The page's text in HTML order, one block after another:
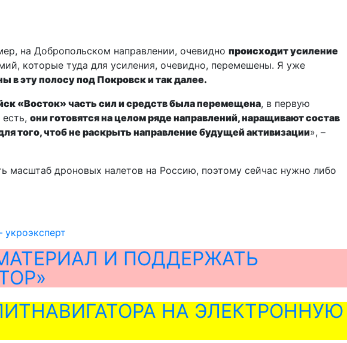
на Добропольском направлении, очевидно происходит усиление
которые туда для усиления, очевидно, перемешены. Я уже
в эту полосу под Покровск и так далее.
«Восток» часть сил и средств была перемещена, в первую
они готовятся на целом ряде направлений, наращивают состав
того, чтоб не раскрыть направление будущей активизации», –
масштаб дроновых налетов на Россию, поэтому сейчас нужно либо
укроэксперт
И ПОДДЕРЖАТЬ
НА ЭЛЕКТРОННУЮ